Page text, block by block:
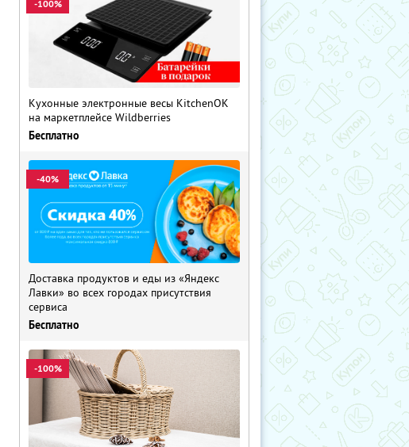
-100%
Кухонные электронные весы KitchenOK
на маркетплейсе Wildberries
Бесплатно
-40%
Доставка продуктов и еды из «Яндекс
Лавки» во всех городах присутствия
сервиса
Бесплатно
-100%